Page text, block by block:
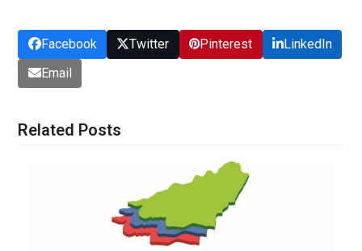
Facebook Twitter Pinterest
LinkedIn
Email
Related Posts